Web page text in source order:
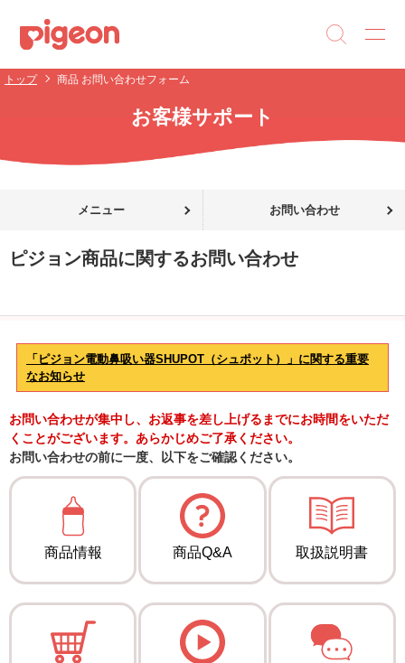
トップ 商品 お問い合わせフォーム
お客様サポート
メニュー お問い合わせ
ピジョン商品に関するお問い合わせ
「ピジョン電動鼻吸い器SHUPOT（シュポット）」に関する重要
なお知らせ
お問い合わせが集中し、お返事を差し上げるまでにお時間をいただ
くことがございます。あらかじめご了承ください。
お問い合わせの前に一度、以下をご確認ください。
商品情報 商品Q&A 取扱説明書